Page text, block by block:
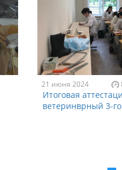
21 июня 2024
Итоговая
ветеринврный 3-